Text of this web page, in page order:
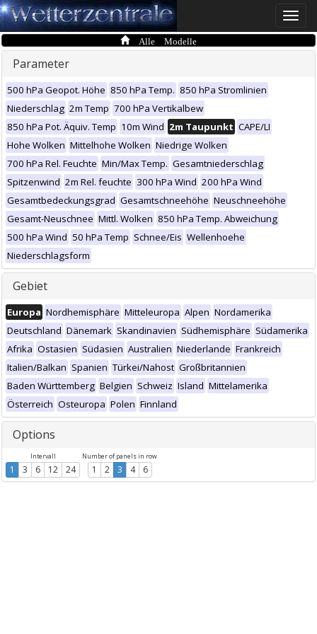
Toggle
Alle Modelle
Parameter
500 hPa Geopot. Höhe 850 hPa Temp. 850 hPa Stromlinien
Niederschlag 2m Temp 700 hPa Vertikalbew
850 hPa Pot. Äquiv. Temp 10m Wind 2m Taupunkt CAPE/LI
Hohe Wolken Mittelhohe Wolken Niedrige Wolken
700 hPa Rel. Feuchte Min/Max Temp. Gesamtniederschlag
Spitzenwind 2m Rel. feuchte 300 hPa Wind 200 hPa Wind
Gesamtbedeckungsgrad Gesamtschneehöhe Neuschneehöhe
Gesamt-Neuschnee Mittl. Wolken 850 hPa Temp. Abweichung
500 hPa Wind 50 hPa Temp Schnee/Eis Wellenhoehe
Niederschlagsform
Gebiet
Europa Nordhemisphäre Mitteleuropa Alpen Nordamerika
Deutschland Dänemark Skandinavien Südhemisphäre Südamerika
Afrika Ostasien Südasien Australien Niederlande Frankreich
Italien/Balkan Spanien Türkei/Nahost Großbritannien
Baden Württemberg Belgien Schweiz Island Mittelamerika
Österreich Osteuropa Polen Finnland
Options
Intervall
1 3 6 12 24
Number of panels in row
1 2 3 4 6